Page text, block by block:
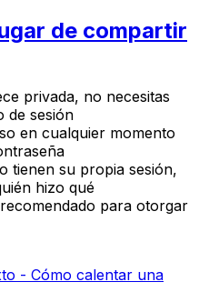
de compartir
privada, no necesitas
de sesión
en cualquier momento
tienen su propia sesión,
hizo qué
para otorgar
- Cómo calentar una